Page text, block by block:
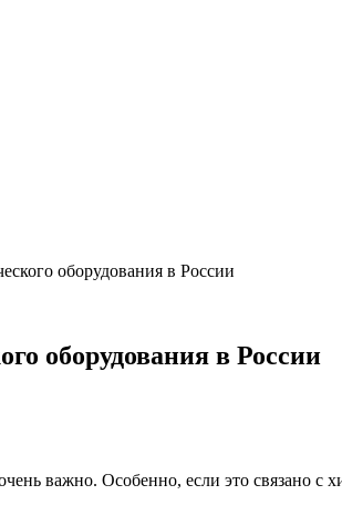
оборудования в России
оборудования в России
важно. Особенно, если это связано с